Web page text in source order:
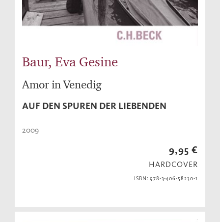
Baur, Eva Gesine
Amor in Venedig
AUF DEN SPUREN DER LIEBENDEN
2009
9,95 €
HARDCOVER
ISBN: 978-3-406-58230-1